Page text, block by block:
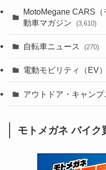
(44)
(640)
(118)
(60)
(31)
(51)
(38)
(24)
(16)
(249)
(64)
(16)
(306)
(1,226)
(12) (66)
(1,145)
MotoMegane CARS
動車マガジン
(3,610)
(188)
(137)
(75) (126)
自転車ニュース (270)
(54)
電動モビリティ（EV
アウトドア・キャンプ
モトメガネ バイク